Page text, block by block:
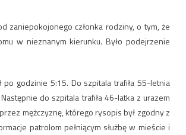
zaniepokojonego członka rodziny, o tym, że
w nieznanym kierunku. Było podejrzenie
godzinie 5:15. Do szpitala trafiła 55-letnia
do szpitala trafiła 46-latka z urazem
mężczyznę, którego rysopis był zgodny z
patrolom pełniącym służbę w mieście i